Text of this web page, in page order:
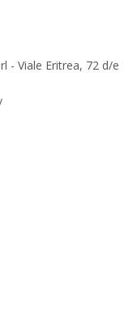
- Viale Eritrea, 72 d/e